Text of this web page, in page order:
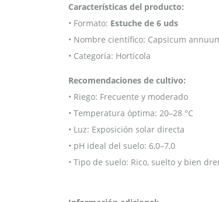
Características del producto:
• Formato: Estuche de 6 uds
• Nombre científico: Capsicum
• Categoría: Hortícola
Recomendaciones de cultivo:
• Riego: Frecuente y moderado
• Temperatura óptima: 20–28 °C
• Luz: Exposición solar directa
• pH ideal del suelo: 6,0–7,0
• Tipo de suelo: Rico, suelto y bien